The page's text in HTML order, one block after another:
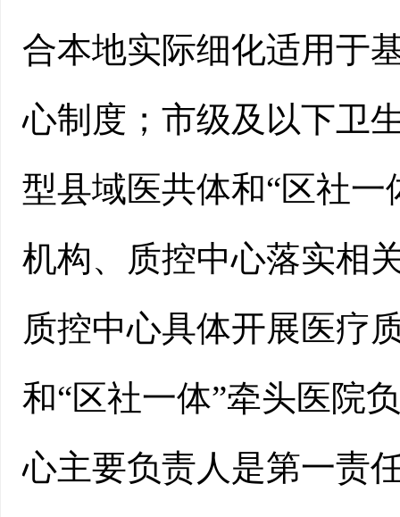
合本地实际细化适用于
心制度；市级及以下卫
型县域医共体和“区社
机构、质控中心落实相
质控中心具体开展医疗
和“区社一体”牵头医院
心主要负责人是第一责